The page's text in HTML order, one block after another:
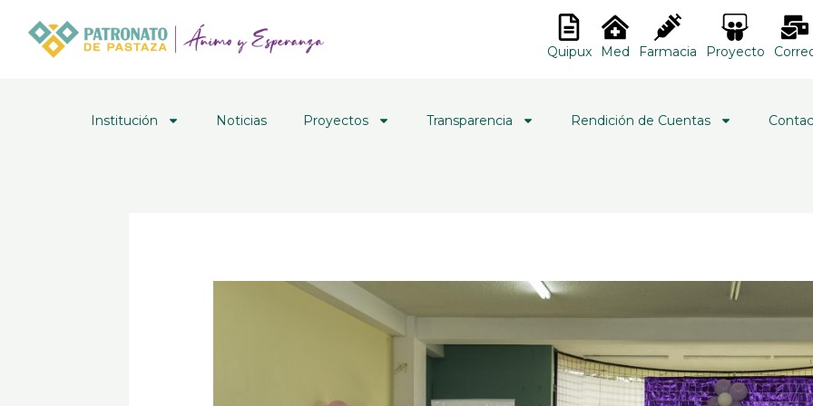
contenido
Quipux Med Farmacia Proyecto
Institución Noticias Proyectos Transparencia Rendición de Cuentas